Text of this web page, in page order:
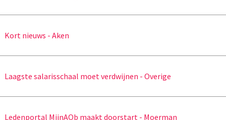
Kort nieuws - Aken
Laagste salarisschaal moet verdwijnen - Overige
Ledenportal MijnAOb maakt doorstart - Moerman